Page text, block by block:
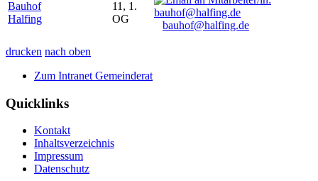
Bauhof
Halfing
11, 1.
OG
bauhof@halfing.de
drucken nach oben
Zum Intranet Gemeinderat
Quicklinks
Kontakt
Inhaltsverzeichnis
Impressum
Datenschutz